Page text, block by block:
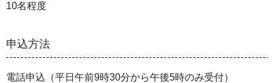
10名程度
申込方法
電話申込（平日午前9時30分から午後5時のみ受付）